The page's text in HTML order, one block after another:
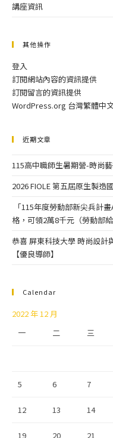
講座資訊
其他操作
登入
訂閱網站內容的資訊提供
訂閱留言的資訊提供
WordPress.org 台灣繁體中
近期文章
115高中職師生暑期營-時尚
2026 FIOLE 第五屆原生製
「115年度勞動部新尖兵計
格，可領2萬8千元（勞動部給
恭喜 屏東科技大學 時尚設計
【優良導師】
Calendar
2022 年 12 月
一
二 三
5 6 7
12 13 14
19 20 21